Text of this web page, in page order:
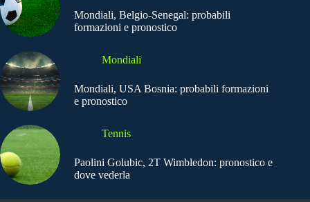
Mondiali, Belgio-Senegal: probabili
formazioni e pronostico
Mondiali
Mondiali, USA Bosnia: probabili formazioni
e pronostico
Tennis
Paolini Golubic, 2T Wimbledon: pronostico e
dove vederla